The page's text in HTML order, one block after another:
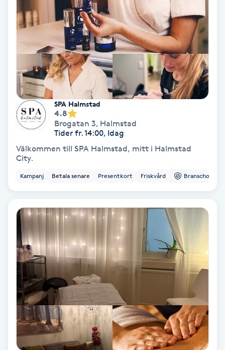
IR-massage
Japansk massage
K18
Katun fransar
Kemisk peeling
Kinesiologi
Kinesisk medicin
Kiropraktik
Klangmassage
Klippning
SPA Halmstad
4.8
Brogatan 3, Halmstad
Tider fr. 14:00, Idag
Välkommen till SPA Halmstad, mitt i Halmstad
City.
Kampanj Betala senare Presentkort Friskvård Branschorg.